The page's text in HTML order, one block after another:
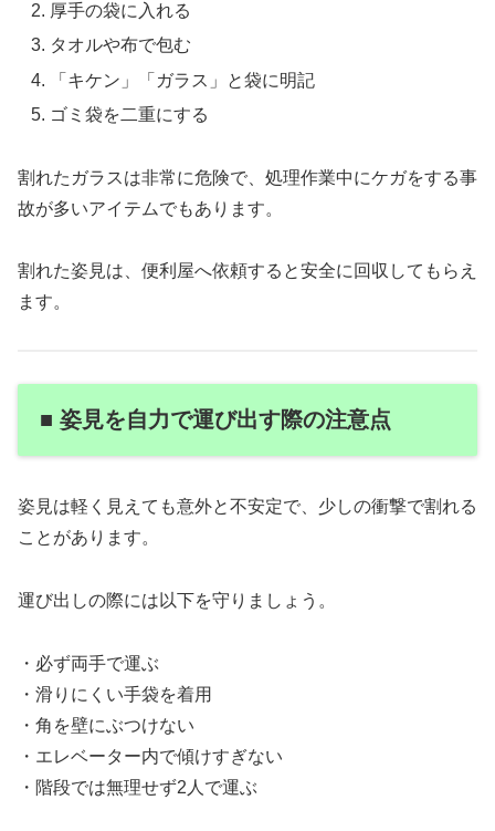
厚手の袋に入れる
タオルや布で包む
「キケン」「ガラス」と袋に明記
ゴミ袋を二重にする
割れたガラスは非常に危険で、処理作業中にケガをする事
故が多いアイテムでもあります。
割れた姿見は、便利屋へ依頼すると安全に回収してもらえ
ます。
■ 姿見を自力で運び出す際の注意点
姿見は軽く見えても意外と不安定で、少しの衝撃で割れる
ことがあります。
運び出しの際には以下を守りましょう。
・必ず両手で運ぶ
・滑りにくい手袋を着用
・角を壁にぶつけない
・エレベーター内で傾けすぎない
・階段では無理せず2人で運ぶ